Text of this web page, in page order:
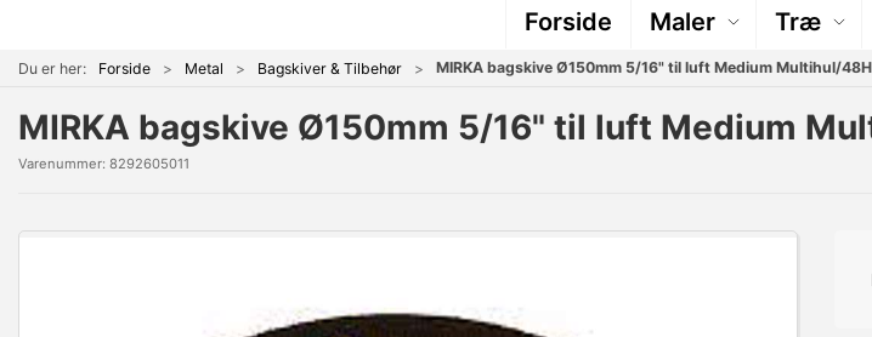
Forside Maler Træ
Du er her: Forside Metal Bagskiver & Tilbehør MIRKA bagskive Ø150mm 5/16" til luft Medium Multihul/48H
MIRKA bagskive Ø150mm 5/16" til luft Medium
Varenummer: 8292605011